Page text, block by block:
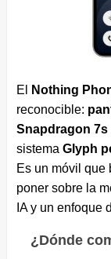
El Nothing
reconocible:
Snapdragon 7s
sistema Glyph
Es un móvil que
poner sobre la
IA y un enfoque
¿Dónde